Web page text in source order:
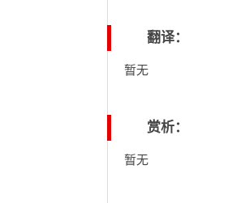
翻译：
暂无
赏析：
暂无